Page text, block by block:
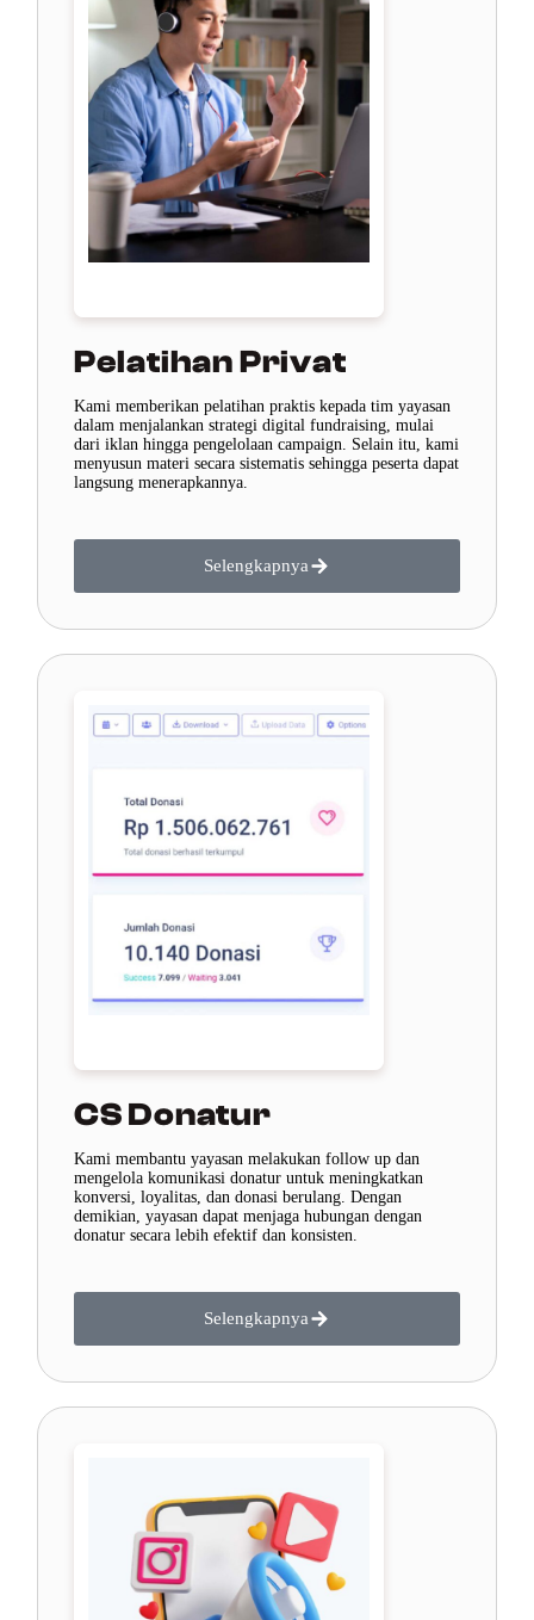
Pelatihan Privat
Kami memberikan pelatihan praktis kepada tim yayasan
dalam menjalankan strategi digital fundraising, mulai
dari iklan hingga pengelolaan campaign. Selain itu, kami
menyusun materi secara sistematis sehingga peserta dapat
langsung menerapkannya.
Selengkapnya
CS Donatur
Kami membantu yayasan melakukan follow up dan
mengelola komunikasi donatur untuk meningkatkan
konversi, loyalitas, dan donasi berulang. Dengan
demikian, yayasan dapat menjaga hubungan dengan
donatur secara lebih efektif dan konsisten.
Selengkapnya